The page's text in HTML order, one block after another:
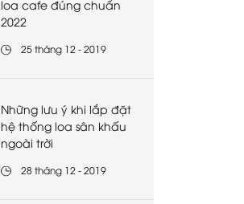
loa cafe đúng chuẩn
2022
25 tháng 12 - 2019
Những lưu ý khi lắp đặt
hệ thống loa sân khấu
ngoài trời
28 tháng 12 - 2019